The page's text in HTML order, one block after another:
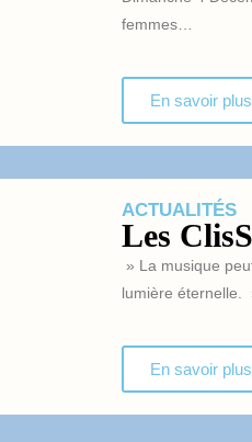
femmes…
En savoir plus
ACTUALITÉS
Les
» La musique
lumière éternelle.
En savoir plus